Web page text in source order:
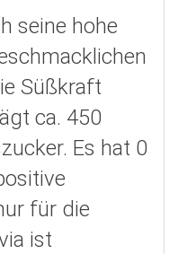
seine hohe
Süßkraft
ca. 450
Es hat 0
für die
ist